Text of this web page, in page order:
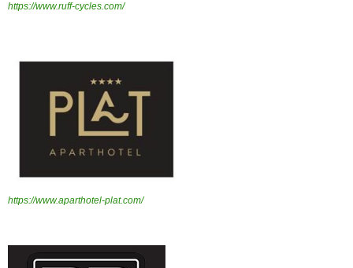
https://www.ruff-cycles.com/
https://www.aparthotel-plat.com/